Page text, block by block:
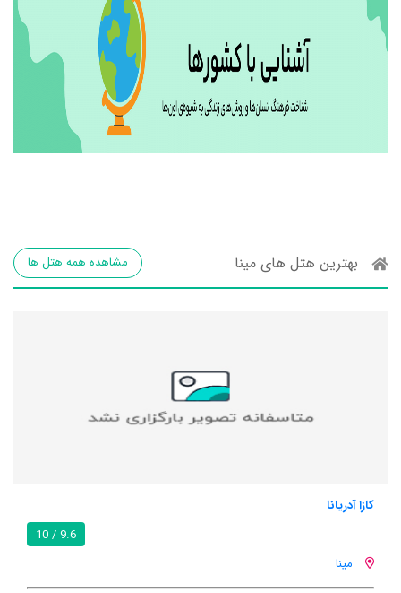
بهترین هتل های مینا مشاهده همه هتل ها
کازا آدریانا
9.6 / 10
مینا